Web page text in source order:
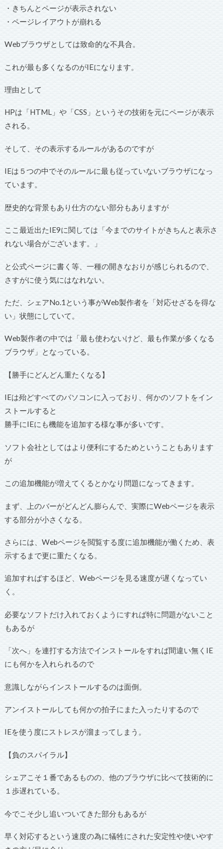
・きちんとページが表示されない
・ページレイアウトが崩れる
Webブラウザとしては致命的な不具合。
これが最も多くなるのがIEになります。
理由として
HPは「HTML」や「CSS」というその技術を元にページが表示
される。
そして、その表示するルールがあるのですが
IEは５つの中でそのルールに最も従っていないブラウザになっ
ています。
歴史的な背景もあり仕方のない部分もありますが
ここ最近出たIE9に関しては「今までのサイトがきちんと表示さ
れない場合がございます。」
と公式ページに書く等、一種の開きなおりが感じられるので、
さすがに使う気にはなれない。
ただ、シェアNo.1という事がWeb製作者を「対応せざるを得な
い」状態にしていて。
Web製作者の中では「最も使わないけど、最も作業が多くなる
ブラウザ」となっている。
【勝手にどんどん重たくなる】
IEは殆どすべてのパソコンに入っており、何かのソフトをイン
ストールすると
勝手にIEにも機能を追加する様な事が多いです。
ソフト会社としてはより便利にするためということもあります
が
この追加機能が増えてくるとかなり問題になってきます。
まず、上のバーがどんどん膨らんで、実際にWebページを表示
する部分が小さくなる。
さらには、Webページを閲覧する度に追加機能が働くため、表
示するまで更に重たくなる。
追加すればするほど、Webページを見る速度が遅くなってい
く。
必要なソフトだけ入れておくようにすれば特に問題がないこと
もあるが
「次へ」を連打する方法でインストールをすれば間違い無くIE
にも何かを入れられるので
意識しながらインストールするのは面倒。
アンイストールしても何かの拍子にまた入ったりするので
IEを使う度にストレスが溜まってしまう。
【負のスパイラル】
シェアこそ１番であるものの、他のブラウザに比べて技術的に
１歩遅れている。
今でこそ少し追いついてきた部分もあるが
早く対応するという速度の為に犠牲にされた安定性や使いやす